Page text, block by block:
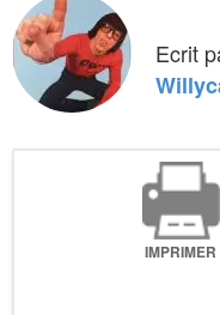
Ecrit
IMPRIMER